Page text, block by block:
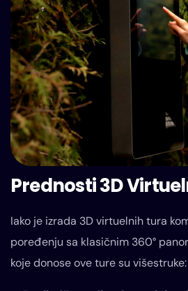
Prednosti 3D
Iako je izrada 3D virtuelnih tura
poređenju sa klasičnim 360°
koje donose ove ture su višestruke: